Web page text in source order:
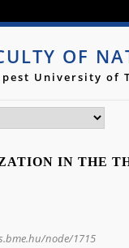
OF
University of
IN THE
node/1715